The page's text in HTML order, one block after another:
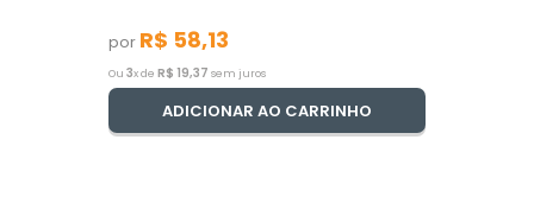
por R$ 58,13
Ou 3x de R$ 19,37 sem juros
ADICIONAR AO CARRINHO